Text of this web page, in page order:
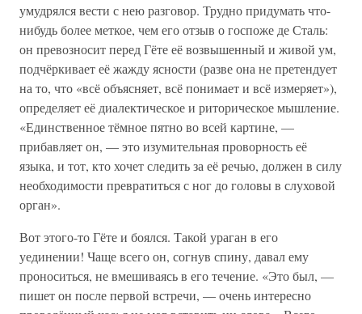
умудрялся вести с нею разговор. Трудно придумать что-
нибудь более меткое, чем его отзыв о госпоже де Сталь:
он превозносит перед Гёте её возвышенный и живой ум,
подчёркивает её жажду ясности (разве она не претендует
на то, что «всё объясняет, всё понимает и всё измеряет»),
определяет её диалектическое и риторическое мышление.
«Единственное тёмное пятно во всей картине, —
прибавляет он, — это изумительная проворность её
языка, и тот, кто хочет следить за её речью, должен в силу
необходимости превратиться с ног до головы в слуховой
орган».
Вот этого-то Гёте и боялся. Такой ураган в его
уединении! Чаще всего он, согнув спину, давал ему
проноситься, не вмешиваясь в его течение. «Это был, —
пишет он после первой встречи, — очень интересно